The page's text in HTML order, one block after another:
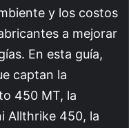
y los costos
a mejorar
En esta guía,
captan la
450 MT, la
Allthrike 450, la